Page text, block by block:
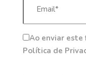
Ao enviar
Política de